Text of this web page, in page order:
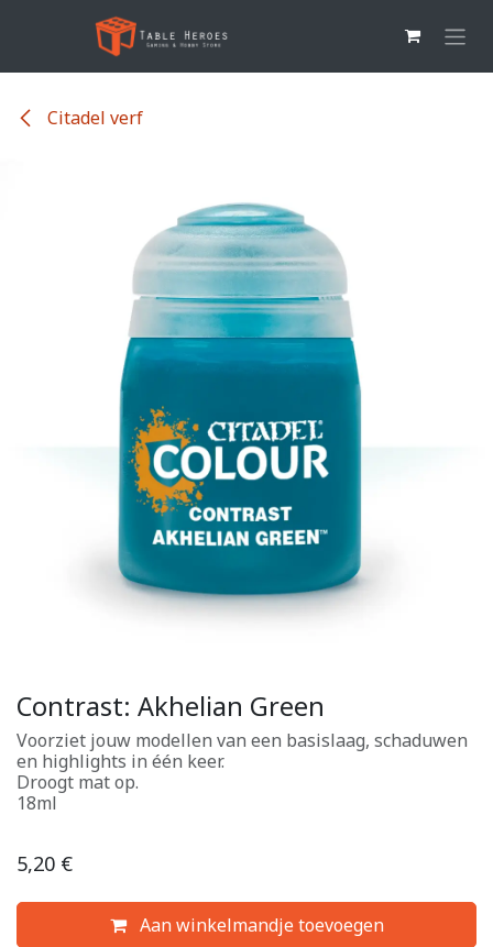
Overslaan naar inhoud
Citadel verf
Contrast: Akhelian Green
Voorziet jouw modellen van een basislaag, schaduwen
en highlights in één keer.
Droogt mat op.
18ml
5,20 €
Aan winkelmandje toevoegen